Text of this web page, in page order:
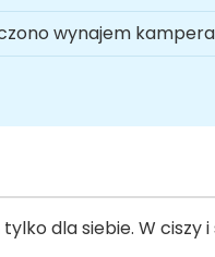
wynajem
dla siebie. W